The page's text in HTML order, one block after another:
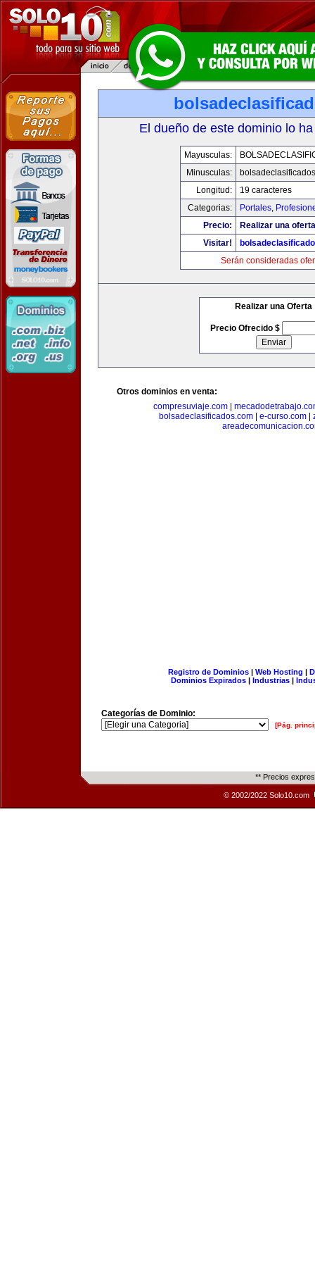
El dueño de este dominio lo
Mayusculas:
Minusculas:
Longitud:
19 caracteres
Categorias:
Portales,
Precio:
Realizar una
Visitar!
Serán consideradas
Realizar una Oferta
Precio Ofrecido $
Otros dominios en venta:
compresuviaje.com
bolsadeclasificados.com
e-curso.com
Registro de Dominios| Web Hosting |
Dominios Expirados | Industrias |
Categorías de Dominio:
[Pág.
** Precios
© 2002/2022 Solo10.com